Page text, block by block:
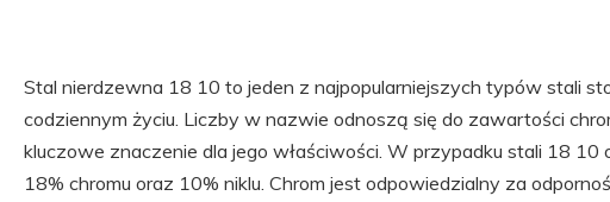
Stal nierdzewna 18 10 to jeden z najpopularniejszych typów stali
codziennym życiu. Liczby w nazwie odnoszą się do zawartości
kluczowe znaczenie dla jego właściwości. W przypadku stali 18 10
18% chromu oraz 10% niklu. Chrom jest odpowiedzialny za